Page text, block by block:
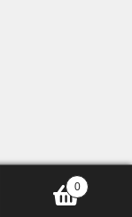
0